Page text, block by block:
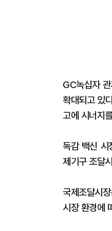
GC녹십자
확대되고 있
고에 시너지
독감 백신
제기구 조달
국제조달시
시장 환경에